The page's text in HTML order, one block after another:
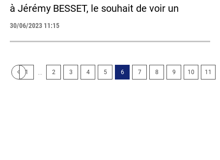
à Jérémy BESSET, le souhait de voir un
30/06/2023 11:15
1 2 3 4 5 6 7 8 9 10 11